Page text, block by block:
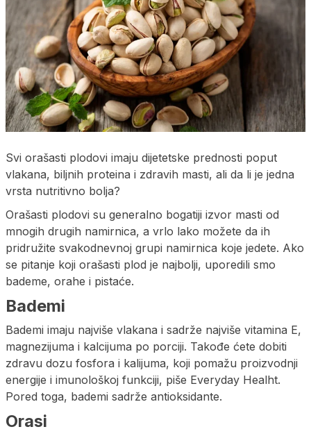
Svi orašasti plodovi imaju dijetetske prednosti poput
vlakana, biljnih proteina i zdravih masti, ali da li je jedna
vrsta nutritivno bolja?
Orašasti plodovi su generalno bogatiji izvor masti od
mnogih drugih namirnica, a vrlo lako možete da ih
pridružite svakodnevnoj grupi namirnica koje jedete. Ako
se pitanje koji orašasti plod je najbolji, uporedili smo
bademe, orahe i pistaće.
Bademi
Bademi imaju najviše vlakana i sadrže najviše vitamina E,
magnezijuma i kalcijuma po porciji. Takođe ćete dobiti
zdravu dozu fosfora i kalijuma, koji pomažu proizvodnji
energije i imunološkoj funkciji, piše Everyday Healht.
Pored toga, bademi sadrže antioksidante.
Orasi